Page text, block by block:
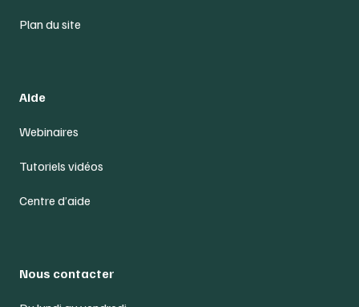
Plan du site
Aide
Webinaires
Tutoriels vidéos
Centre d’aide
Nous contacter